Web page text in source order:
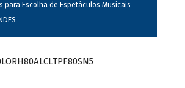
para Escolha de Espetáculos Musicais